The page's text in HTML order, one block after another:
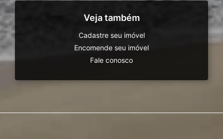
Veja também
Cadastre seu imóvel
Encomende seu imóvel
Fale conosco